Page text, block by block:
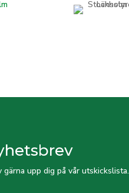
gärna upp dig på vår utskickslista.